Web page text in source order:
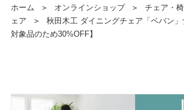
ホーム ＞ オンラインショップ ＞ チェア・
ェア
＞
秋田木工 ダイニングチェア「ベバン
対象品のため30%OFF】